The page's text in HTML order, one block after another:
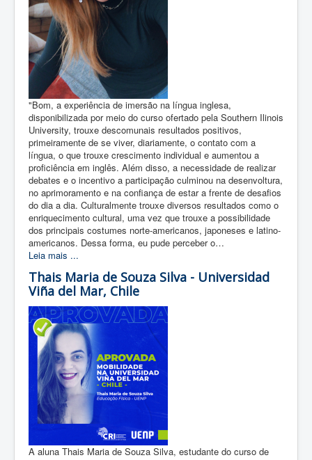
"Bom, a experiência de imersão na língua inglesa,
disponibilizada por meio do curso ofertado pela Southern Ilinois
University, trouxe descomunais resultados positivos,
primeiramente de se viver, diariamente, o contato com a
língua, o que trouxe crescimento individual e aumentou a
proficiência em inglês. Além disso, a necessidade de realizar
debates e o incentivo a participação culminou na desenvoltura,
no aprimoramento e na confiança de estar a frente de desafios
do dia a dia. Culturalmente trouxe diversos resultados como o
enriquecimento cultural, uma vez que trouxe a possibilidade
dos principais costumes norte-americanos, japoneses e latino-
americanos. Dessa forma, eu pude perceber o…
Leia mais ...
Thais Maria de Souza Silva - Universidad
Viña del Mar, Chile
A aluna Thais Maria de Souza Silva, estudante do curso de